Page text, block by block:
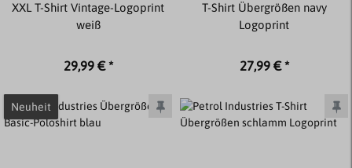
XXL T-Shirt Vintage-Logoprint
weiß
29,99 € *
T-Shirt Übergrößen navy
Logoprint
27,99 € *
Neuheit